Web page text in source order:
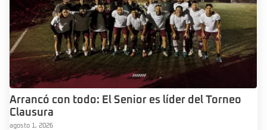
Arrancó con todo: El Senior es líder del Torneo
Clausura
agosto 1, 2026